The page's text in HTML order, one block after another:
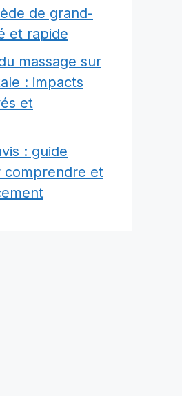
de grand-
et rapide
massage sur
: impacts
et
: guide
comprendre et